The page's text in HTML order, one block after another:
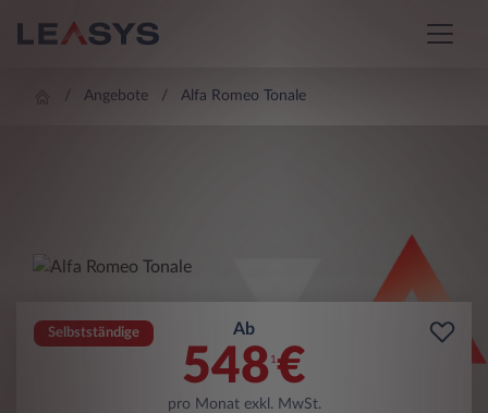
Angebote Alfa Romeo Tonale
Selbstständige Ab
548 1€
pro Monat exkl. MwSt.